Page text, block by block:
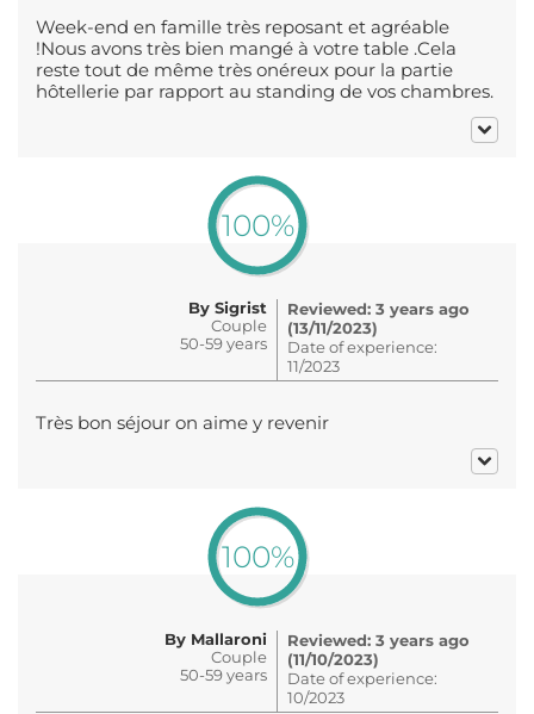
Week-end en famille très reposant et agréable
!Nous avons très bien mangé à votre table .Cela
reste tout de même très onéreux pour la partie
hôtellerie par rapport au standing de vos chambres.
100%
By Sigrist
Couple
50-59 years
Reviewed: 3 years ago
(13/11/2023)
Date of experience:
11/2023
Très bon séjour on aime y revenir
100%
By Mallaroni
Couple
50-59 years
Reviewed: 3 years ago
(11/10/2023)
Date of experience:
10/2023